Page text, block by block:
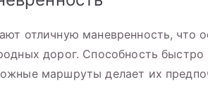
отличную маневренность, что
дорог. Способность
маршруты делает их